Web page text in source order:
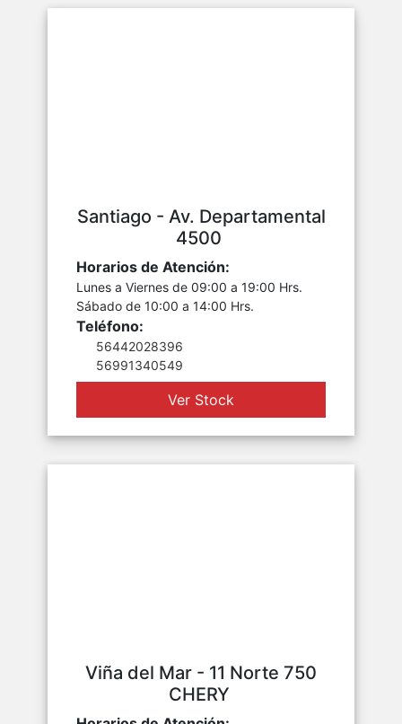
Santiago - Av. Departamental
4500
Horarios de Atención:
Lunes a Viernes de 09:00 a 19:00 Hrs.
Sábado de 10:00 a 14:00 Hrs.
Teléfono:
56442028396
56991340549
Ver Stock
Viña del Mar - 11 Norte 750
CHERY